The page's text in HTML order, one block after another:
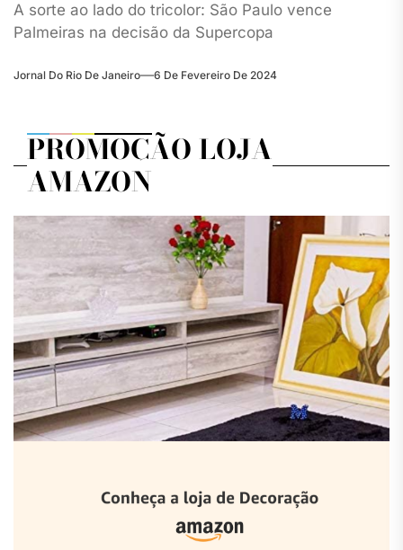
A sorte ao lado do tricolor: São Paulo vence
Palmeiras na decisão da Supercopa
Jornal Do Rio De Janeiro 6 De Fevereiro De 2024
PROMOÇÃO LOJA
AMAZON